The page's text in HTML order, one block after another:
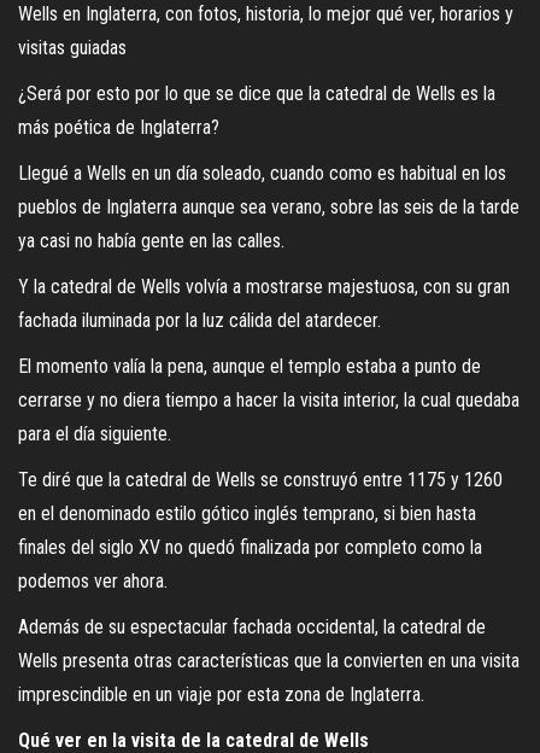
Wells en Inglaterra, con fotos, historia, lo mejor qué ver, horarios y
visitas guiadas
¿Será por esto por lo que se dice que la catedral de Wells es la
más poética de Inglaterra?
Llegué a Wells en un día soleado, cuando como es habitual en los
pueblos de Inglaterra aunque sea verano, sobre las seis de la tarde
ya casi no había gente en las calles.
Y la catedral de Wells volvía a mostrarse majestuosa, con su gran
fachada iluminada por la luz cálida del atardecer.
El momento valía la pena, aunque el templo estaba a punto de
cerrarse y no diera tiempo a hacer la visita interior, la cual quedaba
para el día siguiente.
Te diré que la catedral de Wells se construyó entre 1175 y 1260
en el denominado estilo gótico inglés temprano, si bien hasta
finales del siglo XV no quedó finalizada por completo como la
podemos ver ahora.
Además de su espectacular fachada occidental, la catedral de
Wells presenta otras características que la convierten en una visita
imprescindible en un viaje por esta zona de Inglaterra.
Qué ver en la visita de la catedral de Wells